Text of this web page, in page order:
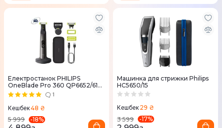
Електростанок PHILIPS
OneBlade Pro 360 QP6652/61
для обличчя і тіла
1
Кешбек48 ₴
5 999
-18%
Машинка для стрижки Philips
HC5650/15
Кешбек 29 ₴
3 599
-17%